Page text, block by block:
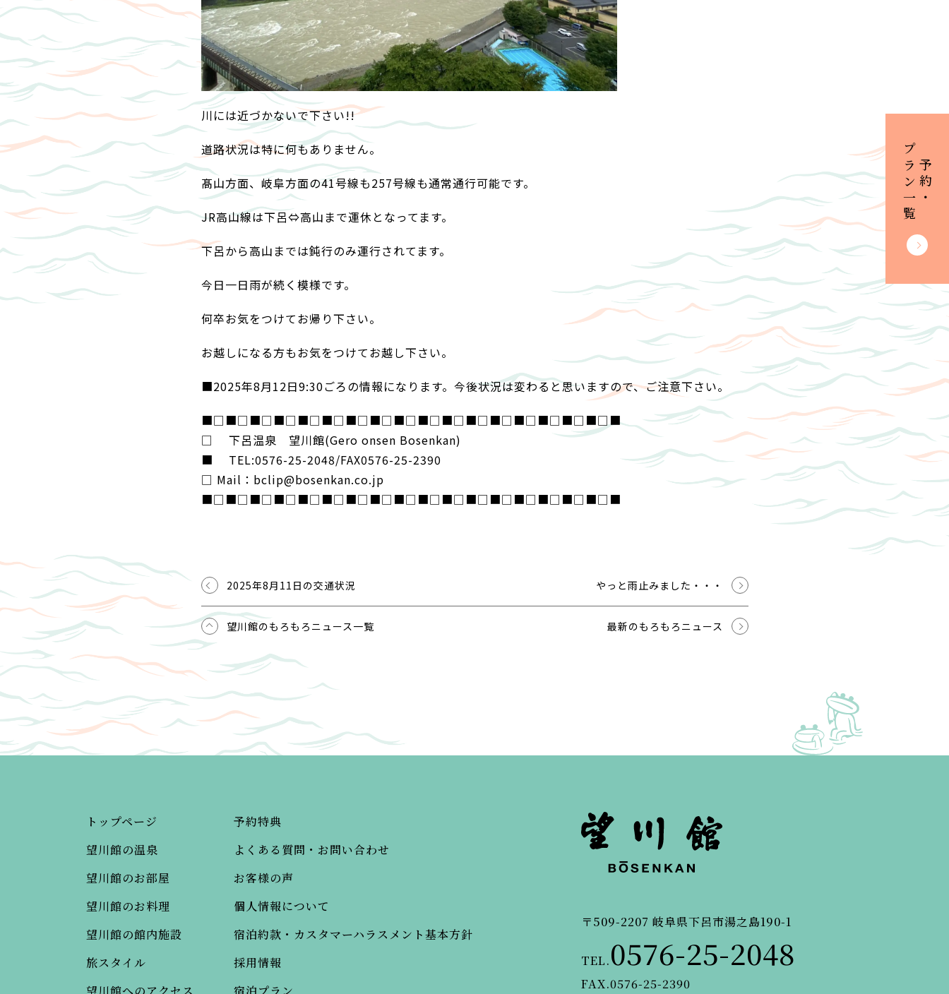
ご予約・
プラン一覧
川には近づかないで下さい!!
道路状況は特に何もありません。
髙山方面、岐阜方面の41号線も257号線も通常通行可能です。
JR高山線は下呂⇔高山まで運休となってます。
下呂から高山までは鈍行のみ運行されてます。
今日一日雨が続く模様です。
何卒お気をつけてお帰り下さい。
お越しになる方もお気をつけてお越し下さい。
■2025年8月12日9:30ごろの情報になります。今後状況は変わると思いますので、ご注意下さい。
■□■□■□■□■□■□■□■□■□■□■□■□■□■□■□■□■□■
□ 下呂温泉 望川館(Gero onsen Bosenkan)
■ TEL:0576-25-2048/FAX0576-25-2390
□ Mail：bclip@bosenkan.co.jp
■□■□■□■□■□■□■□■□■□■□■□■□■□■□■□■□■□■
2025年8月11日の交通状況 やっと雨止みました・・・
望川館のもろもろニュース一覧 最新のもろもろニュース
トップページ
望川館の温泉
望川館のお部屋
望川館のお料理
望川館の館内施設
旅スタイル
望川館へのアクセス
予約特典
よくある質問・お問い合わせ
お客様の声
個人情報について
宿泊約款・カスタマーハラスメント基本方針
採用情報
宿泊プラン
〒509-2207 岐阜県下呂市湯之島190-1
TEL.0576-25-2048
FAX.0576-25-2390